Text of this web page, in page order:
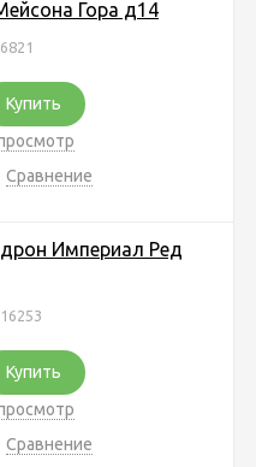
Гора д14
Купить
Сравнение
Империал Ред
Купить
Сравнение